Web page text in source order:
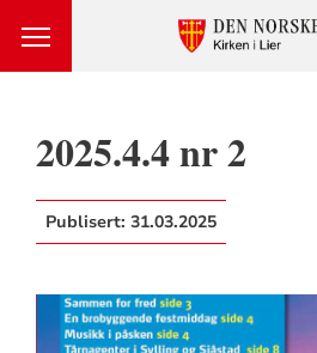
2025.4.4 nr 2
Publisert: 31.03.2025